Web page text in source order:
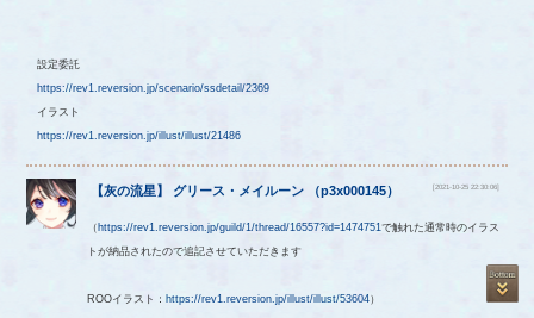
設定委託
https://rev1.reversion.jp/scenario/ssdetail/2369
イラスト
https://rev1.reversion.jp/illust/illust/21486
【灰の流星】 グリース・メイルーン （p3x000145） [2021-10-25 22:30:06]
（ https://rev1.reversion.jp/guild/1/thread/16557?id=1474751で触れた通常時のイラス
トが納品されたので追記させていただきます
ROOイラスト： https://rev1.reversion.jp/illust/illust/53604）